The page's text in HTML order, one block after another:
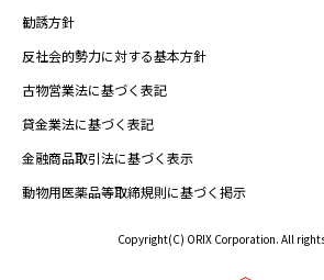
勧誘方針
反社会的勢力に対する基本方針
古物営業法に基づく表記
貸金業法に基づく表記
金融商品取引法に基づく表示
動物用医薬品等取締規則に基づく掲示
Copyright(C) ORIX Corporation. All